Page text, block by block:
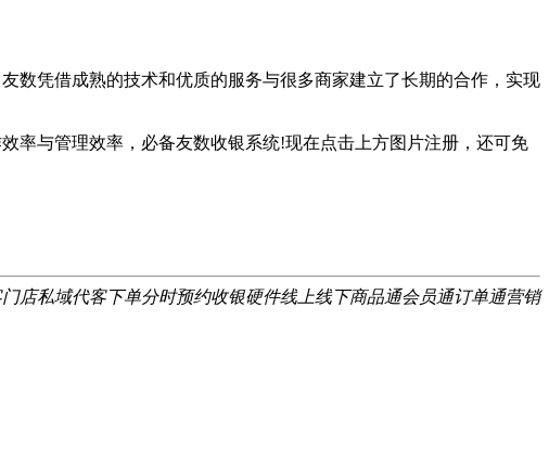
凭借成熟的技术和优质的服务与很多商家建立了长期的合作，实现
与管理效率，必备友数收银系统!现在点击上方图片注册，还可免
门店私域代客下单分时预约收银硬件线上线下商品通会员通订单通营销